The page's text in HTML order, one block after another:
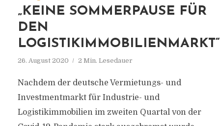
„KEINE SOMMERPAUSE FÜR
DEN
LOGISTIKIMMOBILIENMARKT“
26. August 2020 2 Min. Lesedauer
Nachdem der deutsche Vermietungs- und
Investmentmarkt für Industrie- und
Logistikimmobilien im zweiten Quartal von der